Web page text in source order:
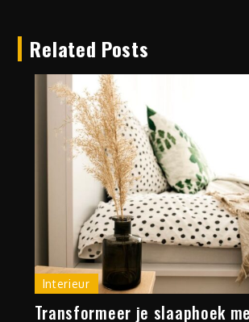
Related Posts
Interieur
Transformeer je slaaphoek